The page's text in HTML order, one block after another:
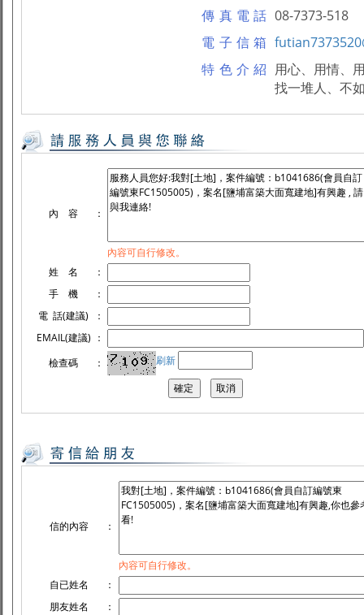
傳真電話 08-7373-518
電子信箱
特色介紹 用心、用情、
找一堆人、不
內 容 ：
內容可自行修改。
姓 名
：
手 機
：
電 話(建議)
：
EMAIL(建議) ：
檢查碼
： 刷新
信的內容 ：
內容可自行修改。
自已姓名
：
朋友姓名
：